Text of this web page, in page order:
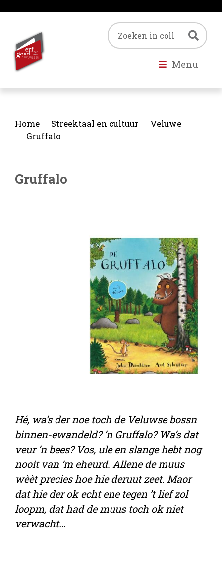
Trefwoord
Menu
Home Streektaal en cultuur
Veluwe
Gruffalo
Gruffalo
Hé, wa’s der noe toch de Veluwse bossn
binnen-ewandeld? ’n Gruffalo? Wa’s dat
veur ’n bees? Vos, ule en slange hebt nog
nooit van ‘m eheurd. Allene de muus
wèèt precies hoe hie deruut zeet. Maor
dat hie der ok echt ene tegen ’t lief zol
loopm, dat had de muus toch ok niet
verwacht…